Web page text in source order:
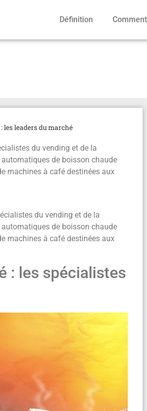
Définition
les leaders du marché
du vending et de la
de boisson chaude
machines à café destinées aux
du vending et de la
de boisson chaude
machines à café destinées aux
: les spécialistes